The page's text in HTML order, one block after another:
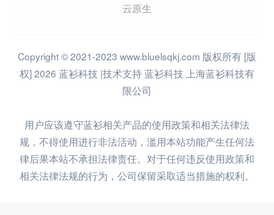
云原生
Copyright © 2021-2023 www.bluelsqkj.com 版权所有 [版
权] 2026 蓝衫科技 |技术支持 蓝衫科技 上海蓝衫科技有
限公司
用户应该遵守蓝衫相关产品的使用政策和相关法律法
规，不得使用进行非法活动，滥用本站功能产生任何法
律后果本站不承担法律责任。对于任何违反使用政策和
相关法律法规的行为，公司保留采取适当措施的权利。